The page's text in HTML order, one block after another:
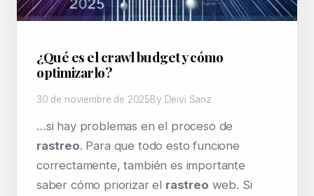
¿Qué es el crawl budget y cómo
optimizarlo?
30 de noviembre de 2025By Deivi Sanz
…si hay problemas en el proceso de
rastreo. Para que todo esto funcione
correctamente, también es importante
saber cómo priorizar el rastreo web. Si